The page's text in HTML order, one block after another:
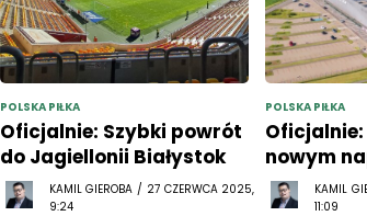
POLSKA PIŁKA
Oficjalnie: Szybki powrót
do Jagiellonii Białystok
KAMIL GIEROBA / 27 CZERWCA 2025,
9:24
POLSKA PIŁKA
nowym
KAMIL
11:09